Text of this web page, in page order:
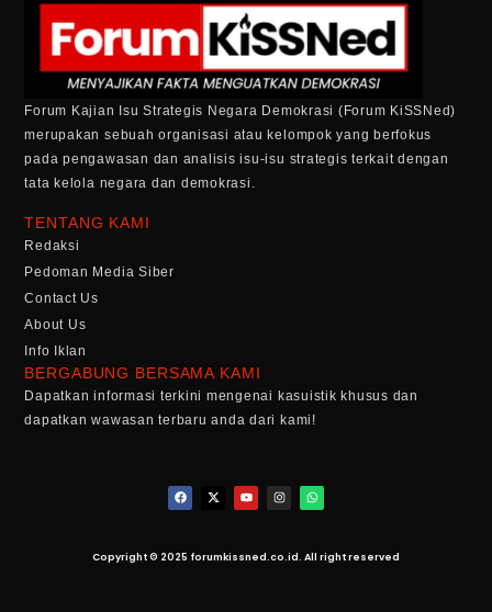
Forum Kajian Isu Strategis Negara Demokrasi (Forum KiSSNed)
merupakan sebuah organisasi atau kelompok yang berfokus
pada pengawasan dan analisis isu-isu strategis terkait dengan
tata kelola negara dan demokrasi.
TENTANG KAMI
Redaksi
Pedoman Media Siber
Contact Us
About Us
Info Iklan
BERGABUNG BERSAMA KAMI
Dapatkan informasi terkini mengenai kasuistik khusus dan
dapatkan wawasan terbaru anda dari kami!
Copyright © 2025 forumkissned.co.id. All right reserved